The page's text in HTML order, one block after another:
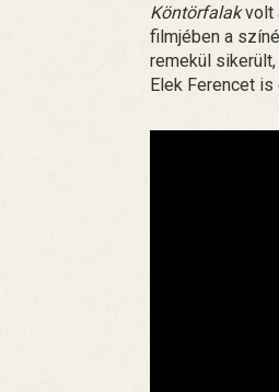
Köntörfalakvolt
filmjében a
remekül sikerült,
Elek Ferencet